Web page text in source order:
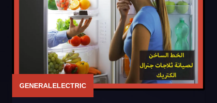
GENERALELECTRIC